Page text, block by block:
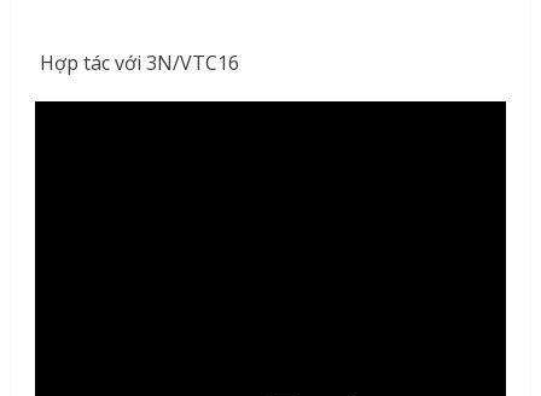
Hợp tác với 3N/VTC16